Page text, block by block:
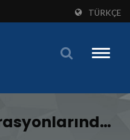
TÜRKÇE
Toggle